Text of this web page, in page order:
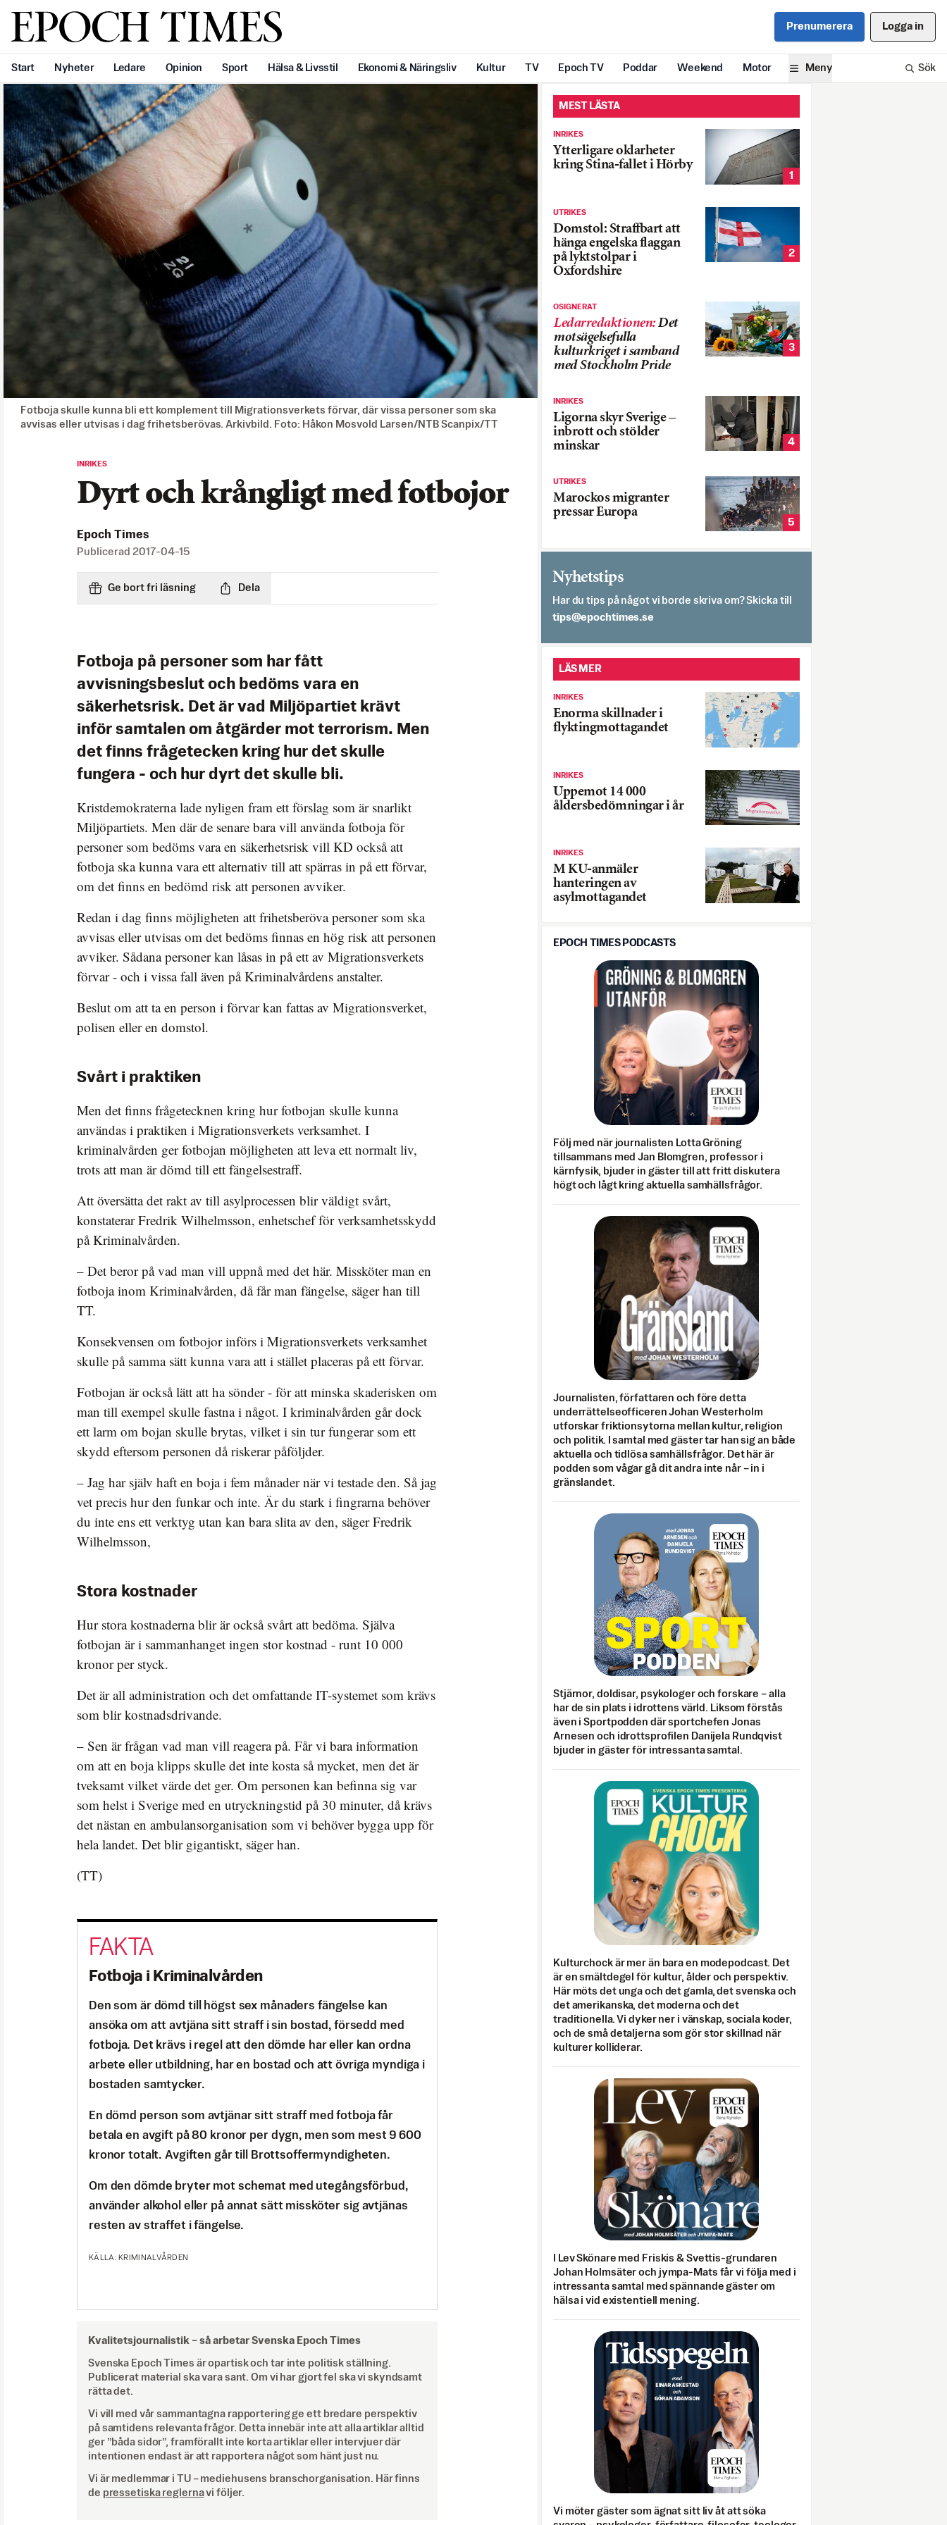
Svenska Epoch Times Prenumerera Logga in
Start Nyheter Ledare Opinion Sport Hälsa & Livsstil Ekonomi & Näringsliv Kultur TV Epoch TV Poddar Weekend Motor Meny Sök
Fotboja skulle kunna bli ett komplement till Migrationsverkets förvar, där vissa personer som ska
avvisas eller utvisas i dag frihetsberövas. Arkivbild. Foto: Håkon Mosvold Larsen/NTB Scanpix/TT
INRIKES
Dyrt och krångligt med fotbojor
Epoch Times
Publicerad 2017-04-15
Ge bort fri läsning Dela
Fotboja på personer som har fått
avvisningsbeslut och bedöms vara en
säkerhetsrisk. Det är vad Miljöpartiet krävt
inför samtalen om åtgärder mot terrorism. Men
det finns frågetecken kring hur det skulle
fungera - och hur dyrt det skulle bli.
Kristdemokraterna lade nyligen fram ett förslag som är snarlikt
Miljöpartiets. Men där de senare bara vill använda fotboja för
personer som bedöms vara en säkerhetsrisk vill KD också att
fotboja ska kunna vara ett alternativ till att spärras in på ett förvar,
om det finns en bedömd risk att personen avviker.
Redan i dag finns möjligheten att frihetsberöva personer som ska
avvisas eller utvisas om det bedöms finnas en hög risk att personen
avviker. Sådana personer kan låsas in på ett av Migrationsverkets
förvar - och i vissa fall även på Kriminalvårdens anstalter.
Beslut om att ta en person i förvar kan fattas av Migrationsverket,
polisen eller en domstol.
Svårt i praktiken
Men det finns frågetecknen kring hur fotbojan skulle kunna
användas i praktiken i Migrationsverkets verksamhet. I
kriminalvården ger fotbojan möjligheten att leva ett normalt liv,
trots att man är dömd till ett fängelsestraff.
Att översätta det rakt av till asylprocessen blir väldigt svårt,
konstaterar Fredrik Wilhelmsson, enhetschef för verksamhetsskydd
på Kriminalvården.
– Det beror på vad man vill uppnå med det här. Missköter man en
fotboja inom Kriminalvården, då får man fängelse, säger han till
TT.
Konsekvensen om fotbojor införs i Migrationsverkets verksamhet
skulle på samma sätt kunna vara att i stället placeras på ett förvar.
Fotbojan är också lätt att ha sönder - för att minska skaderisken om
man till exempel skulle fastna i något. I kriminalvården går dock
ett larm om bojan skulle brytas, vilket i sin tur fungerar som ett
skydd eftersom personen då riskerar påföljder.
– Jag har själv haft en boja i fem månader när vi testade den. Så jag
vet precis hur den funkar och inte. Är du stark i fingrarna behöver
du inte ens ett verktyg utan kan bara slita av den, säger Fredrik
Wilhelmsson,
Stora kostnader
Hur stora kostnaderna blir är också svårt att bedöma. Själva
fotbojan är i sammanhanget ingen stor kostnad - runt 10 000
kronor per styck.
Det är all administration och det omfattande IT-systemet som krävs
som blir kostnadsdrivande.
– Sen är frågan vad man vill reagera på. Får vi bara information
om att en boja klipps skulle det inte kosta så mycket, men det är
tveksamt vilket värde det ger. Om personen kan befinna sig var
som helst i Sverige med en utryckningstid på 30 minuter, då krävs
det nästan en ambulansorganisation som vi behöver bygga upp för
hela landet. Det blir gigantiskt, säger han.
(TT)
Fotboja i Kriminalvården
Den som är dömd till högst sex månaders fängelse kan
ansöka om att avtjäna sitt straff i sin bostad, försedd med
fotboja. Det krävs i regel att den dömde har eller kan ordna
arbete eller utbildning, har en bostad och att övriga myndiga i
bostaden samtycker.
En dömd person som avtjänar sitt straff med fotboja får
betala en avgift på 80 kronor per dygn, men som mest 9 600
kronor totalt. Avgiften går till Brottsoffermyndigheten.
Om den dömde bryter mot schemat med utegångsförbud,
använder alkohol eller på annat sätt missköter sig avtjänas
resten av straffet i fängelse.
KÄLLA: KRIMINALVÅRDEN
Kvalitetsjournalistik – så arbetar Svenska Epoch Times
Svenska Epoch Times är opartisk och tar inte politisk ställning.
Publicerat material ska vara sant. Om vi har gjort fel ska vi skyndsamt
rätta det.
Vi vill med vår sammantagna rapportering ge ett bredare perspektiv
på samtidens relevanta frågor. Detta innebär inte att alla artiklar alltid
ger ”båda sidor”, framförallt inte korta artiklar eller intervjuer där
intentionen endast är att rapportera något som hänt just nu.
Vi är medlemmar i TU – mediehusens branschorganisation. Här finns
de pressetiska reglernavi följer.
MEST LÄSTA
INRIKES
Ytterligare oklarheter
kring Stina-fallet i Hörby
1
UTRIKES
Domstol: Straffbart att
hänga engelska flaggan
på lyktstolpar i
Oxfordshire
2
OSIGNERAT
Ledarredaktionen:Det
motsägelsefulla
kulturkriget i samband
med Stockholm Pride
3
INRIKES
Ligorna skyr Sverige –
inbrott och stölder
minskar
4
UTRIKES
Marockos migranter
pressar Europa
5
Nyhetstips
Har du tips på något vi borde skriva om? Skicka till
es.semithcope@spit
LÄS MER
INRIKES
Enorma skillnader i
flyktingmottagandet
INRIKES
Uppemot 14 000
åldersbedömningar i år
INRIKES
M KU-anmäler
hanteringen av
asylmottagandet
EPOCH TIMES PODCASTS
Följ med när journalisten Lotta Gröning
tillsammans med Jan Blomgren, professor i
kärnfysik, bjuder in gäster till att fritt diskutera
högt och lågt kring aktuella samhällsfrågor.
Journalisten, författaren och före detta
underrättelseofficeren Johan Westerholm
utforskar friktionsytorna mellan kultur, religion
och politik. I samtal med gäster tar han sig an både
aktuella och tidlösa samhällsfrågor. Det här är
podden som vågar gå dit andra inte når – in i
gränslandet.
Stjärnor, doldisar, psykologer och forskare – alla
har de sin plats i idrottens värld. Liksom förstås
även i Sportpodden där sportchefen Jonas
Arnesen och idrottsprofilen Danijela Rundqvist
bjuder in gäster för intressanta samtal.
Kulturchock är mer än bara en modepodcast. Det
är en smältdegel för kultur, ålder och perspektiv.
Här möts det unga och det gamla, det svenska och
det amerikanska, det moderna och det
traditionella. Vi dyker ner i vänskap, sociala koder,
och de små detaljerna som gör stor skillnad när
kulturer kolliderar.
I Lev Skönare med Friskis & Svettis-grundaren
Johan Holmsäter och jympa-Mats får vi följa med i
intressanta samtal med spännande gäster om
hälsa i vid existentiell mening.
Vi möter gäster som ägnat sitt liv åt att söka